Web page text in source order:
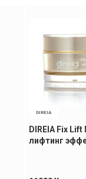
DIREIA
DIREIA Fix
лифтинг